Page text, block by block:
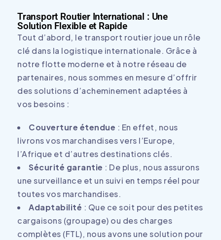
Transport Routier International : Une
Solution Flexible et Rapide
Tout d’abord, le transport routier joue un rôle
clé dans la logistique internationale. Grâce à
notre flotte moderne et à notre réseau de
partenaires, nous sommes en mesure d’offrir
des solutions d’acheminement adaptées à
vos besoins :
Couverture étendue : En effet, nous
livrons vos marchandises vers l’Europe,
l’Afrique et d’autres destinations clés.
Sécurité garantie : De plus, nous assurons
une surveillance et un suivi en temps réel pour
toutes vos marchandises.
Adaptabilité : Que ce soit pour des petites
cargaisons (groupage) ou des charges
complètes (FTL), nous avons une solution pour